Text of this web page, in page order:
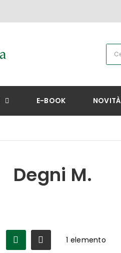
E-BOOK NOVITÀ
Degni M.
1 elemento